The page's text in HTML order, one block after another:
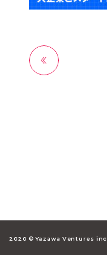
前へ
2020 © Yazawa Ventures inc.